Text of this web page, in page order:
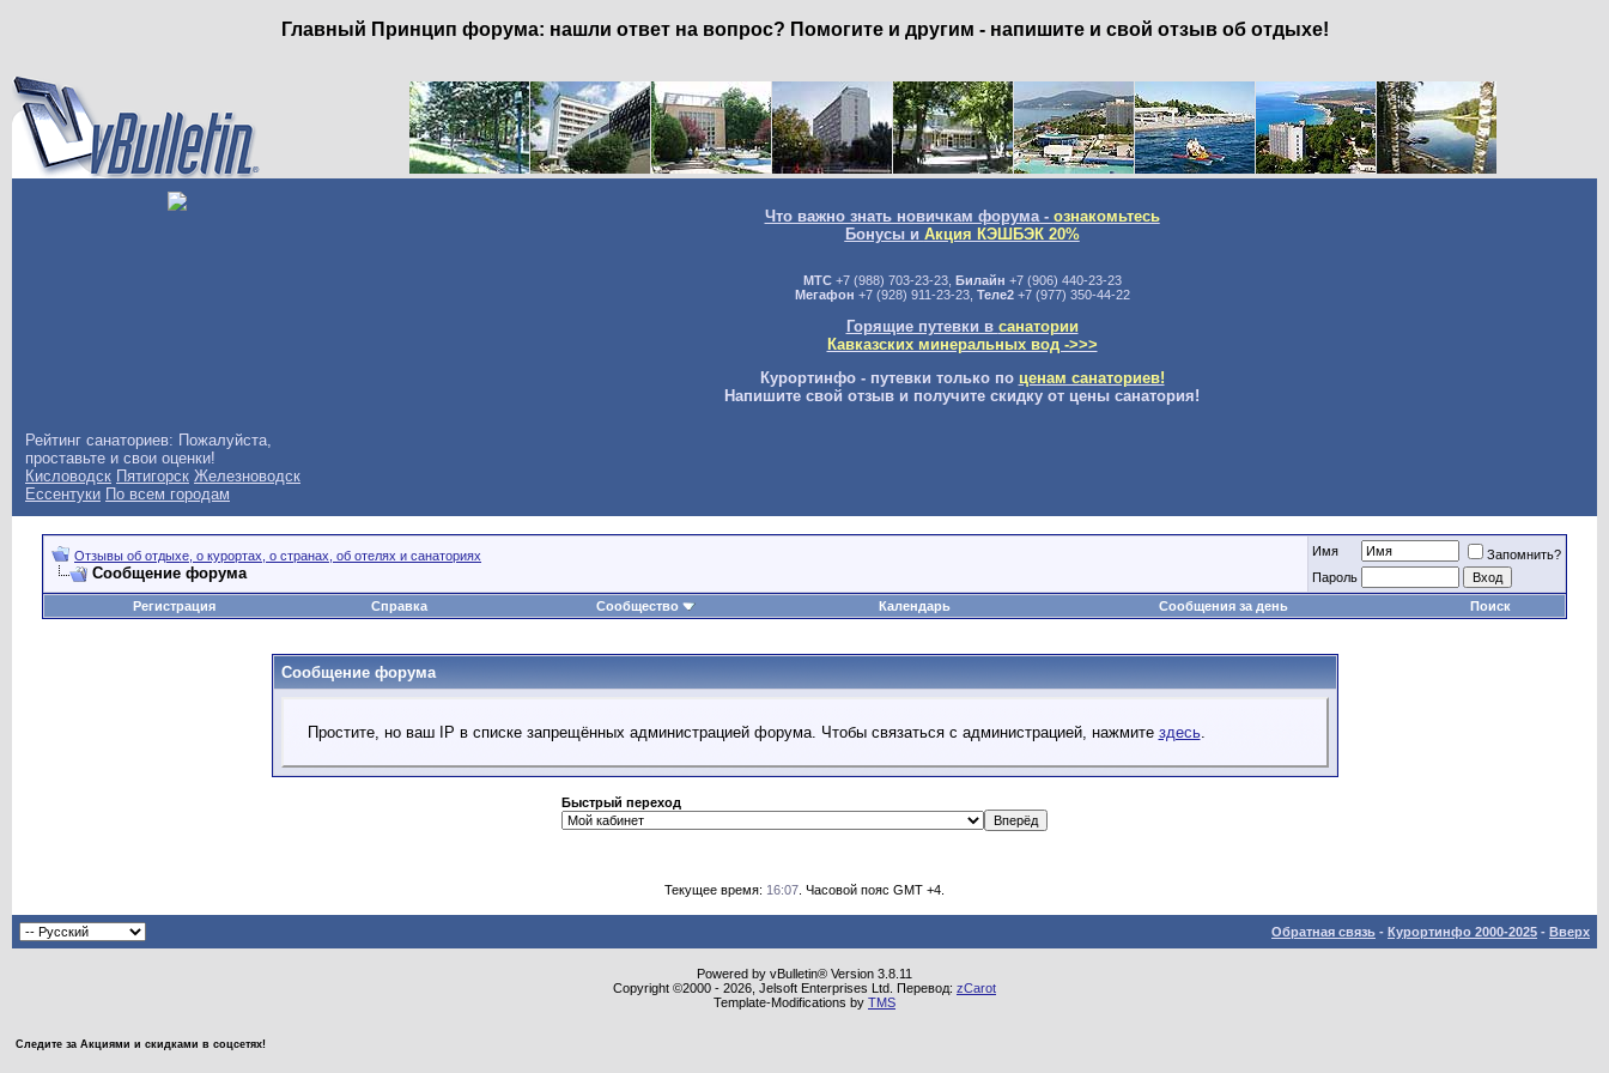
Главный Принцип форума: нашли ответ на вопрос? Помогите и другим - напишите и свой отзыв об отдыхе!
Что важно знать новичкам форума - ознакомьтесь
Бонусы и Акция КЭШБЭК 20%
МТС+7 (988) 703-23-23, Билайн +7 (906) 440-23-23
Мегафон +7 (928) 911-23-23, Теле2+7 (977) 350-44-22
Горящие путевки в санатории
Кавказских минеральных вод ->>>
Курортинфо - путевки только по ценам санаториев!
Напишите свой отзыв и получите скидку от цены санатория!
Рейтинг санаториев: Пожалуйста,
проставьте и свои оценки!
Кисловодск Пятигорск Железноводск
Ессентуки По всем городам
Отзывы об отдыхе, о курортах, о странах, об отелях и санаториях
Сообщение форума
Имя
Запомнить?
Пароль
Регистрация
Справка Сообщество Календарь Сообщения за день Поиск
Сообщение форума
Простите, но ваш IP в списке запрещённых администрацией форума. Чтобы связаться с администрацией, нажмите здесь.
Быстрый переход
Текущее время: 16:07 . Часовой пояс GMT +4.
Обратная связь - Курортинфо 2000-2025 - Вверх
Powered by vBulletin® Version 3.8.11
Copyright ©2000 - 2026, Jelsoft Enterprises Ltd. Перевод: zCarot
Template-Modifications by TMS
Следите за Акциями и скидками в соцсетях!